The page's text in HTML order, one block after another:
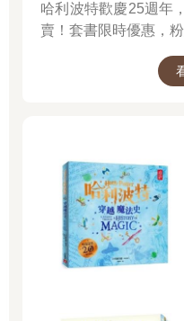
哈利波特歡慶25週年
賣！套書限時優惠，